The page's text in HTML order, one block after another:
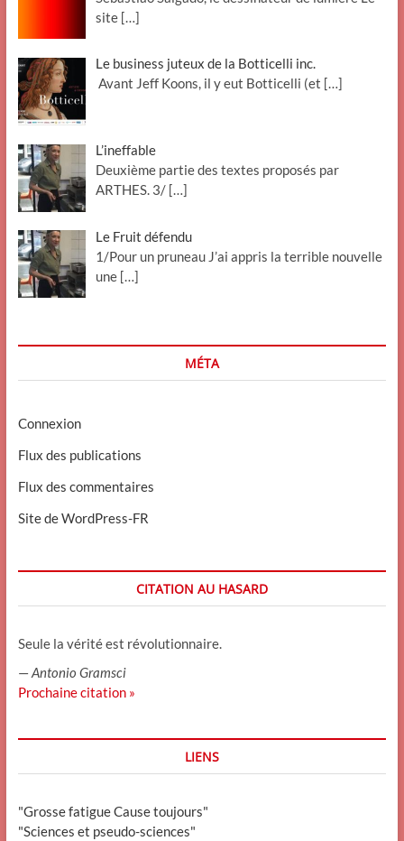
site […]
Le business juteux de la Botticelli inc.
Avant Jeff Koons, il y eut Botticelli (et […]
L’ineffable
Deuxième partie des textes proposés par
ARTHES. 3/ […]
Le Fruit défendu
1/Pour un pruneau J’ai appris la terrible nouvelle
une […]
MÉTA
Connexion
Flux des publications
Flux des commentaires
Site de WordPress-FR
CITATION AU HASARD
Seule la vérité est révolutionnaire.
—Antonio Gramsci
Prochaine citation »
LIENS
"Grosse fatigue Cause toujours"
"Sciences et pseudo-sciences"